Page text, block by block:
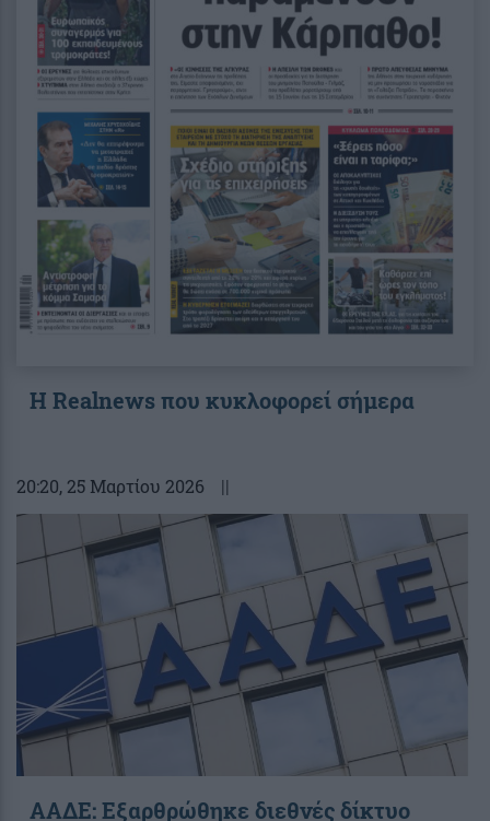
Η Realnews που κυκλοφορεί σήμερα
20:20, 25 Μαρτίου 2026 ||
ΑΑΔΕ: Εξαρθρώθηκε διεθνές δίκτυο